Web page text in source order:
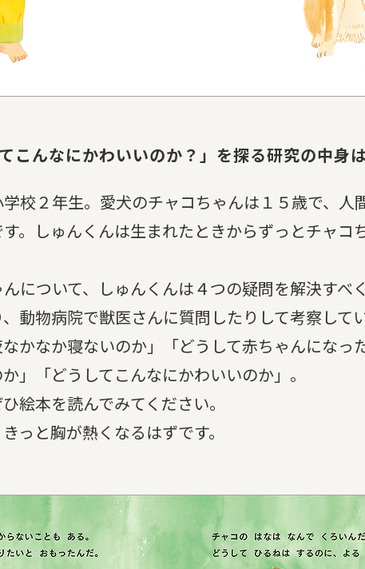
こんなにかわいいのか？」を探る研究の中
校２年生。愛犬のチャコちゃんは１５歳で、人
。しゅんくんは生まれたときからずっとチャコ
について、しゅんくんは４つの疑問を解決すべ
動物病院で獣医さんに質問したりして考察してい
なかなか寝ないのか」「どうして赤ちゃんになっ
」「どうしてこんなにかわいいのか」。
絵本を読んでみてください。
っと胸が熱くなるはずです。